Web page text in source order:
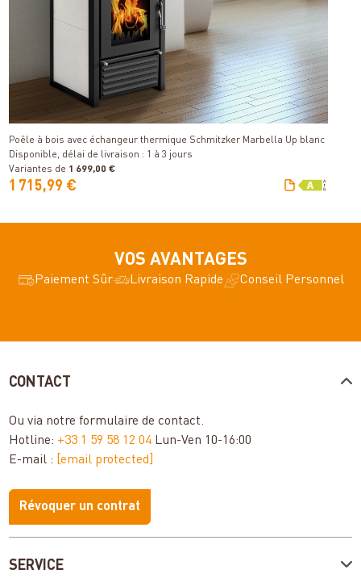
Détails
Poêle à bois avec échangeur thermique Schmitzker Marbella Up blanc
Disponible, délai de livraison : 1 à 3 jours
Variantes de 1 699,00 €
1 715,99 €
VOS AVANTAGES
Paiement Sûr Livraison Rapide Conseil Personnel
SERVICE
CONTACT
Ou via notreformulaire de contact.
Hotline: +33 1 59 58 12 04 Lun-Ven 10-16:00
E-mail : [email protected]
Révoquer un contrat